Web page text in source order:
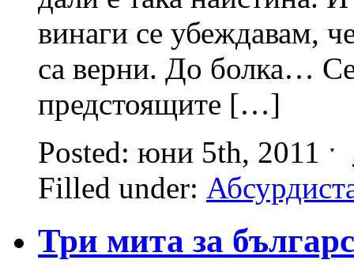
винаги се убеждавам,
са верни. До болка…
предстоящите […]
Posted: юни 5th, 2011 ˑ
Filled under:
Три мита за